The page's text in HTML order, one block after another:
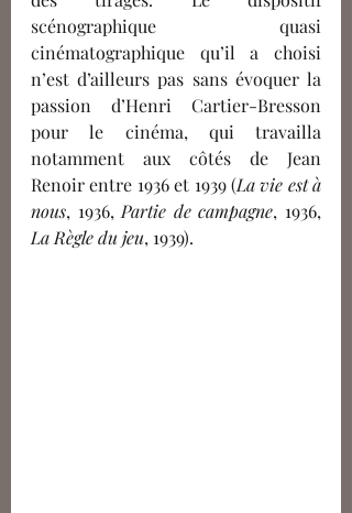
scénographique quasi
cinématographique qu’il a choisi
n’est d’ailleurs pas sans évoquer la
passion d’Henri Cartier-Bresson
pour le cinéma, qui travailla
notamment aux côtés de Jean
Renoir entre 1936 et 1939 (La vie est à
nous, 1936, Partie de campagne
La Règle du jeu, 1939).